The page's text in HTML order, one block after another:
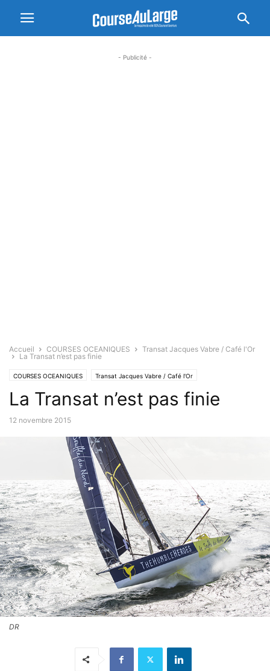
- Publicité -
Accueil COURSES OCEANIQUES
Transat Jacques Vabre / Café l'Or
La Transat n’est pas finie
COURSES OCEANIQUES Transat Jacques Vabre / Café l'Or
La Transat n’est pas finie
12 novembre 2015
DR